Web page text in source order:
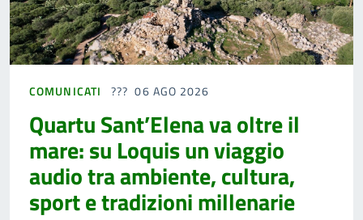
COMUNICATI 06 AGO 2026
Quartu Sant’Elena va oltre il
mare: su Loquis un viaggio
audio tra ambiente, cultura,
sport e tradizioni millenarie